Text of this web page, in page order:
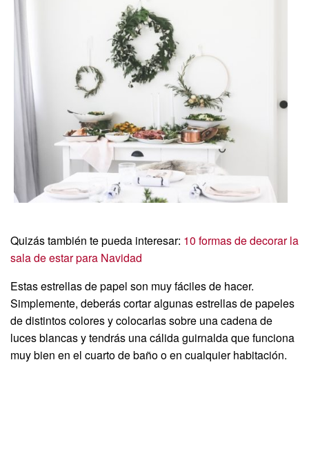
Quizás también te pueda interesar: 10 formas de decorar la
sala de estar para Navidad
Estas estrellas de papel son muy fáciles de hacer.
Simplemente, deberás cortar algunas estrellas de papeles
de distintos colores y colocarlas sobre una cadena de
luces blancas y tendrás una cálida guirnalda que funciona
muy bien en el cuarto de baño o en cualquier habitación.